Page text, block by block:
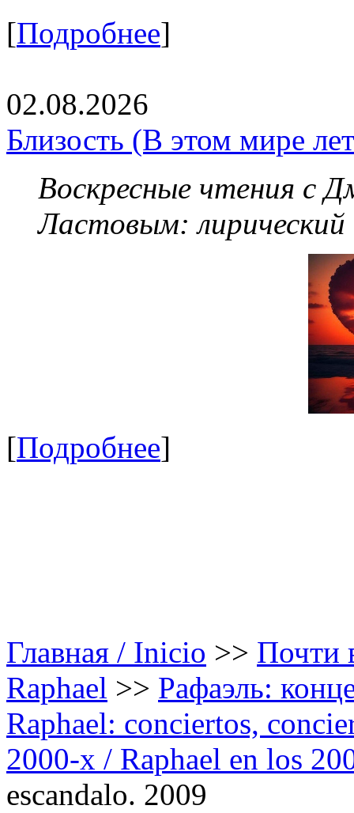
[Подробнее]
02.08.2026
Близость (В этом мире
Воскресные чтения с
Ластовым:
[Подробнее]
Главная / Inicio >> Почти
Raphael >> Рафаэль:
Raphael: conciertos,
2000-х / Raphael en los
escandalo. 2009